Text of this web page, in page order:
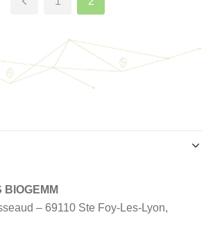
BIOGEMM
– 69110 Ste Foy-Les-Lyon,